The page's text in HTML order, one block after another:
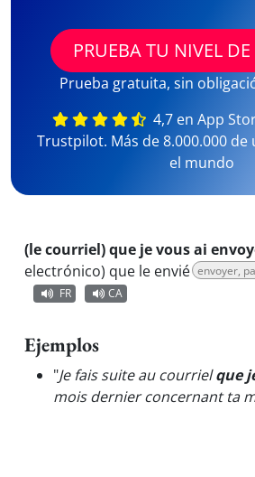
PRUEBA TU NIVEL DE
Prueba gratuita, sin
4,7 en App
Trustpilot. Más de 8.000.000
el mundo
(le courriel) que je vous ai
electrónico) que le envié envoyer,
FR
CA
Ejemplos
"Je fais suite au courrielque
mois dernier concernant ta